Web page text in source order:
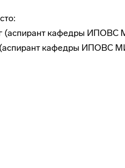
(аспирант кафедры ИПОВС
кафедры ИПОВС